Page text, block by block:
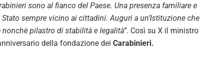
sono al fianco del Paese. Una presenza familiare e
sempre vicino ai cittadini. Auguri a un’Istituzione che
pilastro di stabilità e legalità”. Così su X il ministro
della fondazione dei Carabinieri.